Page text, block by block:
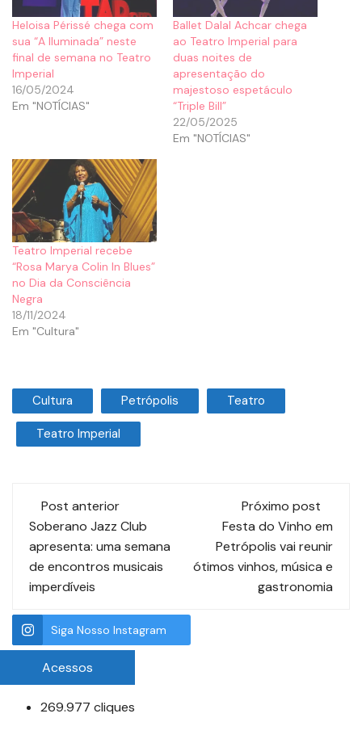
Heloisa Périssé chega com
sua “A Iluminada” neste
final de semana no Teatro
Imperial
16/05/2024
Em "NOTÍCIAS"
Ballet Dalal Achcar chega
ao Teatro Imperial para
duas noites de
apresentação do
majestoso espetáculo
“Triple Bill”
22/05/2025
Em "NOTÍCIAS"
Teatro Imperial recebe
“Rosa Marya Colin In Blues”
no Dia da Consciência
Negra
18/11/2024
Em "Cultura"
Cultura Petrópolis Teatro
Teatro Imperial
Post anterior
Soberano Jazz Club
apresenta: uma semana
de encontros musicais
imperdíveis
Próximo post
Festa do Vinho em
Petrópolis vai reunir
ótimos vinhos, música e
gastronomia
Siga Nosso Instagram
Acessos
269.977 cliques